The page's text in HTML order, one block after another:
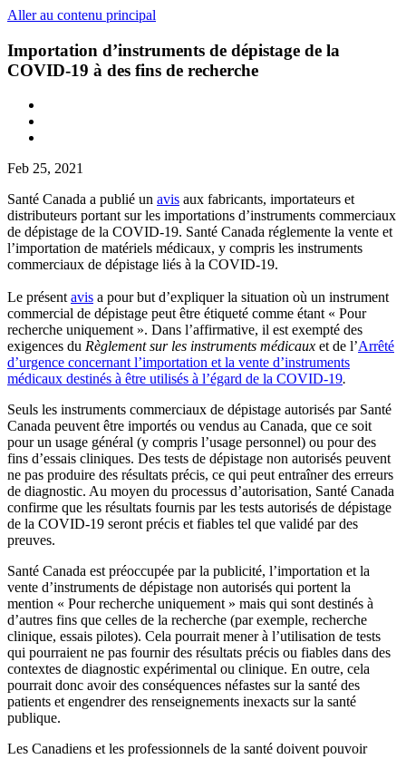
Aller au contenu principal
Importation d’instruments de dépistage de la
COVID-19 à des fins de recherche
Feb 25, 2021
Santé Canada a publié un avis aux fabricants, importateurs et
distributeurs portant sur les importations d’instruments commerciaux
de dépistage de la COVID-19. Santé Canada réglemente la vente et
l’importation de matériels médicaux, y compris les instruments
commerciaux de dépistage liés à la COVID-19.
Le présentavis a pour but d’expliquer la situation où un instrument
commercial de dépistage peut être étiqueté comme étant « Pour
recherche uniquement ». Dans l’affirmative, il est exempté des
exigences du Règlement sur les instruments médicaux et de l’Arrêté
d’urgence concernant l’importation et la vente d’instruments
médicaux destinés à être utilisés à l’égard de la COVID-19.
Seuls les instruments commerciaux de dépistage autorisés par Santé
Canada peuvent être importés ou vendus au Canada, que ce soit
pour un usage général (y compris l’usage personnel) ou pour des
fins d’essais cliniques. Des tests de dépistage non autorisés peuvent
ne pas produire des résultats précis, ce qui peut entraîner des erreurs
de diagnostic. Au moyen du processus d’autorisation, Santé Canada
confirme que les résultats fournis par les tests autorisés de dépistage
de la COVID-19 seront précis et fiables tel que validé par des
preuves.
Santé Canada est préoccupée par la publicité, l’importation et la
vente d’instruments de dépistage non autorisés qui portent la
mention « Pour recherche uniquement » mais qui sont destinés à
d’autres fins que celles de la recherche (par exemple, recherche
clinique, essais pilotes). Cela pourrait mener à l’utilisation de tests
qui pourraient ne pas fournir des résultats précis ou fiables dans des
contextes de diagnostic expérimental ou clinique. En outre, cela
pourrait donc avoir des conséquences néfastes sur la santé des
patients et engendrer des renseignements inexacts sur la santé
publique.
Les Canadiens et les professionnels de la santé doivent pouvoir